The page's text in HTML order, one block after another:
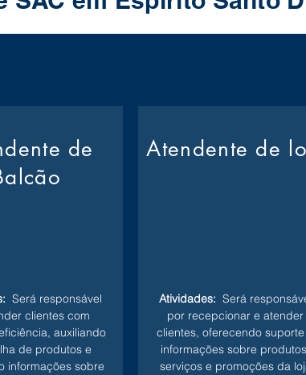
de
Será responsável
clientes com
auxiliando
de produtos e
informações sobre
Atendente de
Atividades: Será
por recepcionar e atender
clientes, oferecendo
informações sobre
serviços e promoções da